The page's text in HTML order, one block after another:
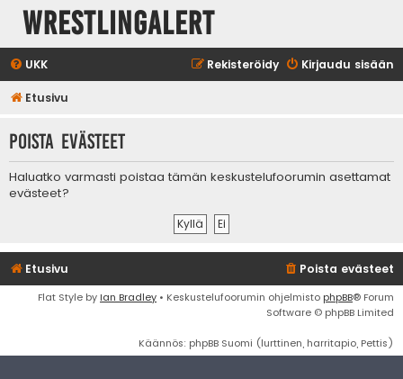
WrestlingAlert
UKK Kirjaudu sisään
Rekisteröidy
Etusivu
Poista evästeet
Haluatko varmasti poistaa tämän keskustelufoorumin asettamat
evästeet?
Etusivu Poista evästeet
Flat Style by Ian Bradley • Keskustelufoorumin ohjelmisto phpBB® Forum
Software © phpBB Limited
Käännös: phpBB Suomi (lurttinen, harritapio, Pettis)